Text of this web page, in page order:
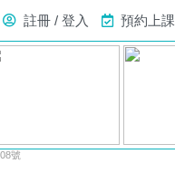
註冊 / 登入 預約上課
號